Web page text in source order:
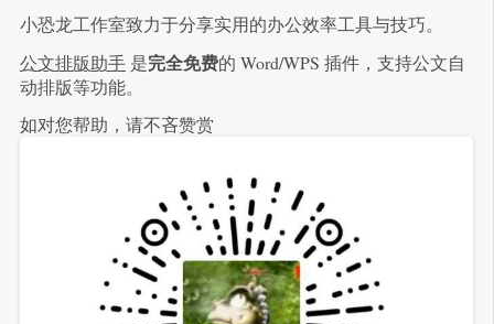
小恐龙工作室致力于分享实用的办公效率工具与技巧。
公文排版助手 是完全免费的 Word/WPS 插件，支持公文自
动排版等功能。
如对您帮助，请不吝赞赏